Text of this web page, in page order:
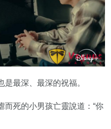
最深、最深的祝福。
而死的小男孩亡靈說道：“你